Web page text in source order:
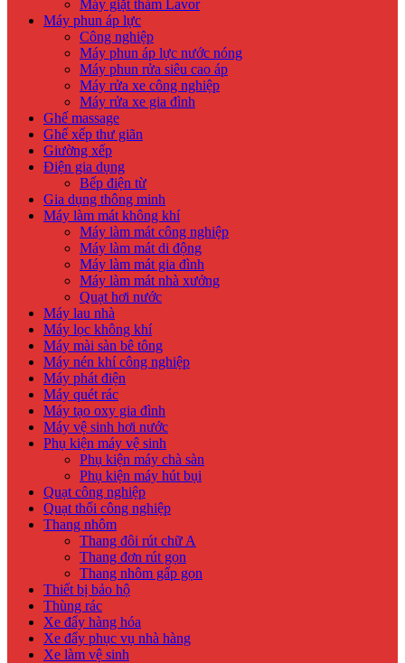
Máy giặt thảm Lavor
Máy phun áp lực
Công nghiệp
Máy phun áp lực nước nóng
Máy phun rửa siêu cao áp
Máy rửa xe công nghiệp
Máy rửa xe gia đình
Ghế massage
Ghế xếp thư giãn
Giường xếp
Điện gia dụng
Bếp điện từ
Gia dụng thông minh
Máy làm mát không khí
Máy làm mát công nghiệp
Máy làm mát di động
Máy làm mát gia đình
Máy làm mát nhà xưởng
Quạt hơi nước
Máy lau nhà
Máy lọc không khí
Máy mài sàn bê tông
Máy nén khí công nghiệp
Máy phát điện
Máy quét rác
Máy tạo oxy gia đình
Máy vệ sinh hơi nước
Phụ kiện máy vệ sinh
Phụ kiện máy chà sàn
Phụ kiện máy hút bụi
Quạt công nghiệp
Quạt thổi công nghiệp
Thang nhôm
Thang đôi rút chữ A
Thang đơn rút gọn
Thang nhôm gấp gọn
Thiết bị bảo hộ
Thùng rác
Xe đẩy hàng hóa
Xe đẩy phục vụ nhà hàng
Xe làm vệ sinh